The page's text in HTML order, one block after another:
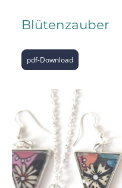
Blütenzauber
pdf-Download